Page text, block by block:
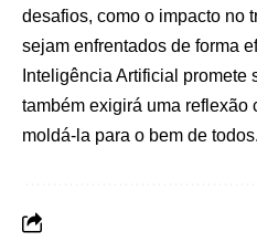
desafios, como o impacto no
sejam enfrentados de forma
Inteligência Artificial promete
também exigirá uma reflexão
moldá-la para o bem de todos.